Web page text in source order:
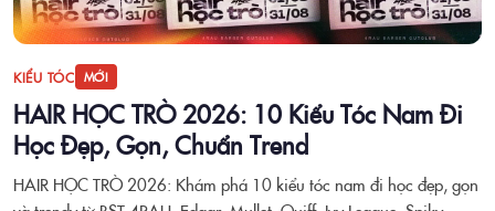
KIỂU TÓC MỚI
HAIR HỌC TRÒ 2026: 10 Kiểu Tóc Nam Đi
Học Đẹp, Gọn, Chuẩn Trend
HAIR HỌC TRÒ 2026: Khám phá 10 kiểu tóc nam đi học đẹp, gọn